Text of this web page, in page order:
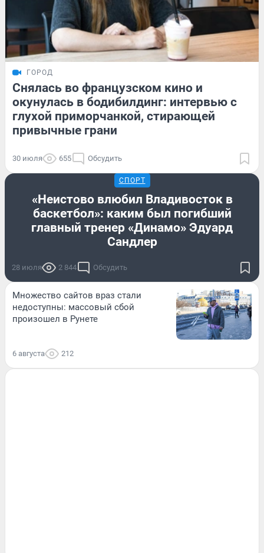
ГОРОД
Снялась во французском кино и
окунулась в бодибилдинг: интервью с
глухой приморчанкой, стирающей
привычные грани
30 июля 655 Обсудить
СПОРТ
«Неистово влюбил Владивосток в
баскетбол»: каким был погибший
главный тренер «Динамо» Эдуард
Сандлер
28 июля 2 844 Обсудить
Множество сайтов враз стали
недоступны: массовый сбой
произошел в Рунете
6 августа 212